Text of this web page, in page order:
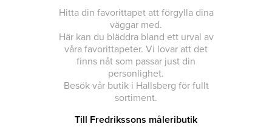
Hitta din favorittapet att förgylla dina
väggar med.
Här kan du bläddra bland ett urval av
våra favorittapeter. Vi lovar att det
finns nåt som passar just din
personlighet.
Besök vår butik i Hallsberg för fullt
sortiment.
Till Fredrikssons måleributik